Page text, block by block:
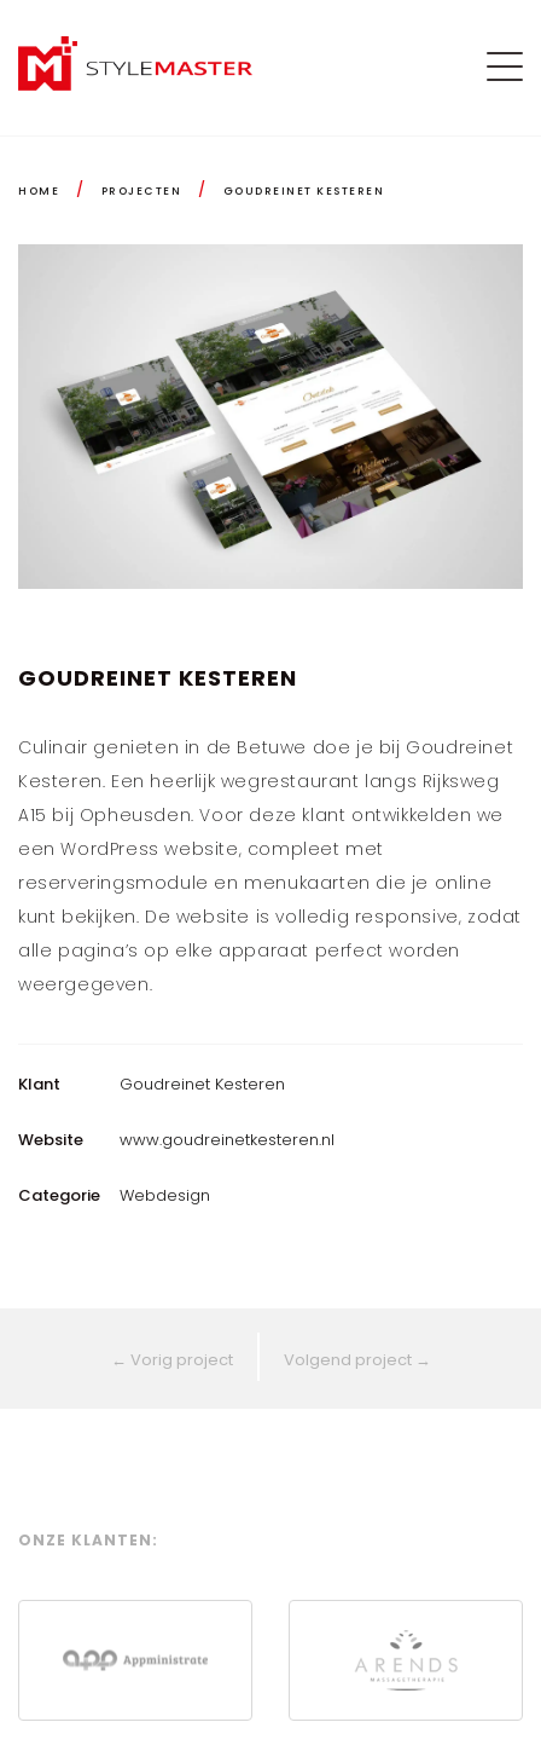
HOME / PROJECTEN / GOUDREINET KESTEREN
GOUDREINET KESTEREN
Culinair genieten in de Betuwe doe je bij Goudreinet
Kesteren. Een heerlijk wegrestaurant langs Rijksweg
A15 bij Opheusden. Voor deze klant ontwikkelden we
een WordPress website, compleet met
reserveringsmodule en menukaarten die je online
kunt bekijken. De website is volledig responsive, zodat
alle pagina’s op elke apparaat perfect worden
weergegeven.
Klant Goudreinet Kesteren
Website www.goudreinetkesteren.nl
Categorie Webdesign
← Vorig project Volgend project →
ONZE KLANTEN: